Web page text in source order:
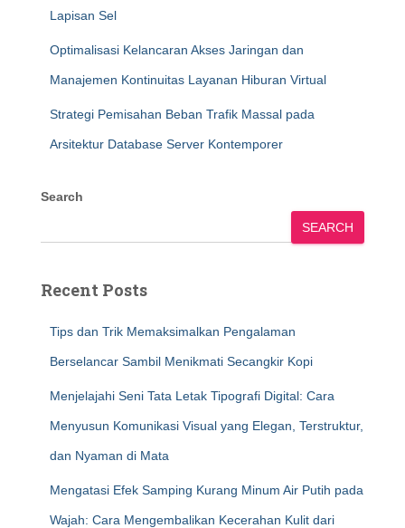
Lapisan Sel
Optimalisasi Kelancaran Akses Jaringan dan
Manajemen Kontinuitas Layanan Hiburan Virtual
Strategi Pemisahan Beban Trafik Massal pada
Arsitektur Database Server Kontemporer
Search
SEARCH
Recent Posts
Tips dan Trik Memaksimalkan Pengalaman
Berselancar Sambil Menikmati Secangkir Kopi
Menjelajahi Seni Tata Letak Tipografi Digital: Cara
Menyusun Komunikasi Visual yang Elegan, Terstruktur,
dan Nyaman di Mata
Mengatasi Efek Samping Kurang Minum Air Putih pada
Wajah: Cara Mengembalikan Kecerahan Kulit dari